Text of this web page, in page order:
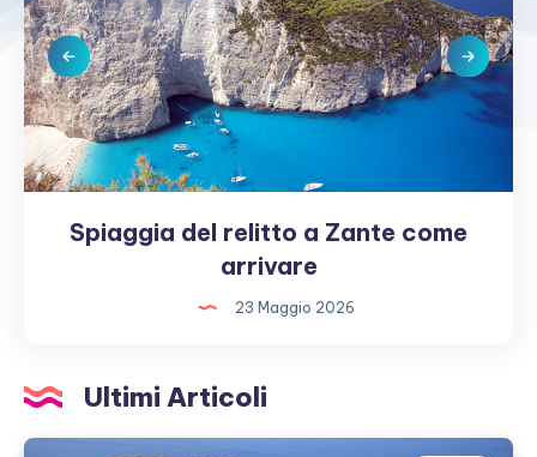
Spiaggia del relitto a Zante come
arrivare
23 Maggio 2026
Spiaggia
arrivareUltimi Articoli